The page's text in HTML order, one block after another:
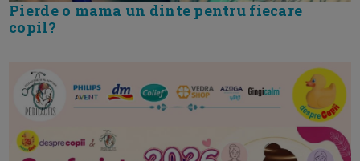
Pierde o mama un dinte pentru fiecare
copil?